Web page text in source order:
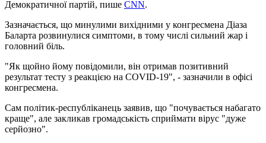
Демократичної партій, пише CNN.
Зазначається, що минулими вихідними у конгресмена Діаза
Баларта розвинулися симптоми, в тому числі сильний жар і
головний біль.
"Як щойно йому повідомили, він отримав позитивний
результат тесту з реакцією на COVID-19", - зазначили в офісі
конгресмена.
Сам політик-республіканець заявив, що "почувається набагато
краще", але закликав громадськість сприймати вірус "дуже
серйозно".